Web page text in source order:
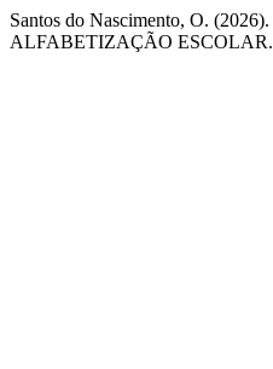
Santos do Nascimento, O.
ALFABETIZAÇÃO ESCOLAR.